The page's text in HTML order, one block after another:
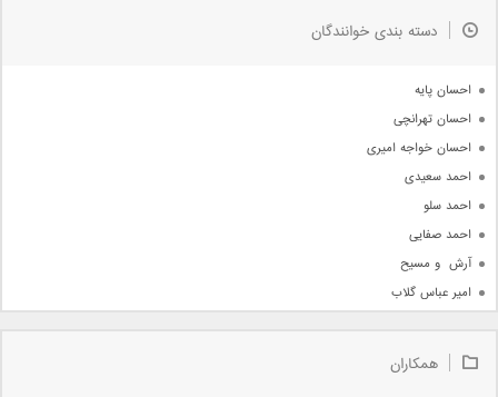
جدیدترین ها
دسته بندی خوانندگان
احسان پایه
احسان تهرانچی
احسان خواجه امیری
احمد سعیدی
احمد سلو
احمد صفایی
آرش  و مسیح
امیر عباس گلاب
امیر علی
همکاران